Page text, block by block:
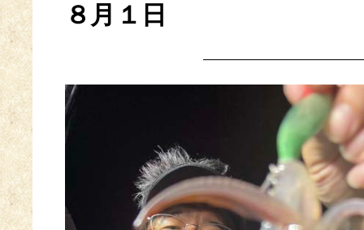
８月１日